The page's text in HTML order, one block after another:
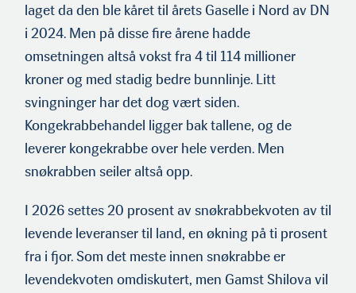
laget da den ble kåret til årets Gaselle i Nord av DN
i 2024. Men på disse fire årene hadde
omsetningen altså vokst fra 4 til 114 millioner
kroner og med stadig bedre bunnlinje. Litt
svingninger har det dog vært siden.
Kongekrabbehandel ligger bak tallene, og de
leverer kongekrabbe over hele verden. Men
snøkrabben seiler altså opp.
I 2026 settes 20 prosent av snøkrabbekvoten av til
levende leveranser til land, en økning på ti prosent
fra i fjor. Som det meste innen snøkrabbe er
levendekvoten omdiskutert, men Gamst Shilova vil